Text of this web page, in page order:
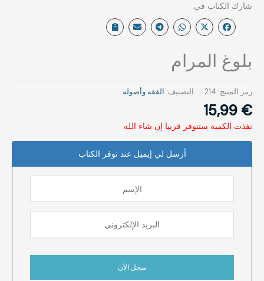
بلوغ المرام
رمز المنتج: 214 التصنيف: الفقه وأصوله
15,99 €
نفذت الكمية ستتوفر قريبا إن شاء الله
أرسل لي إيميل عند توفر الكتاب